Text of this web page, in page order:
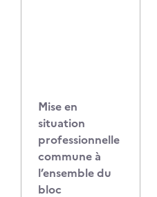
Mise en
situation
professionnelle
commune à
l’ensemble du
bloc